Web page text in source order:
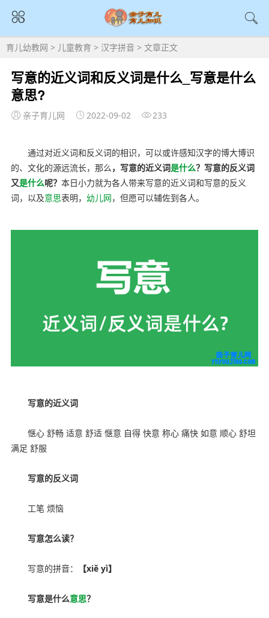
育儿幼教网 > 儿童教育 > 汉字拼音 > 文章正文
写意的近义词和反义词是什么_写意是什么
意思?
亲子育儿网 2022-09-02 233
通过对近义词和反义词的相识，可以或许感知汉字的博大博识
的、文化的源远流长，那么，写意的近义词是什么？写意的反义词
又是什么呢？ 本日小力就为各人带来写意的近义词和写意的反义
词，以及意思表明， 幼儿网，但愿可以辅佐到各人。
写意的近义词
惬心 舒畅 适意 舒适 惬意 自得 快意 称心 痛快 如意 顺心 舒坦
满足 舒服
写意的反义词
工笔 烦恼
写意怎么读？
写意的拼音： 【xiě yì】
写意是什么意思？